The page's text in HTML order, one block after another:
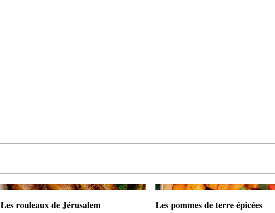
Les rouleaux de Jérusalem Les pommes de terre épicées